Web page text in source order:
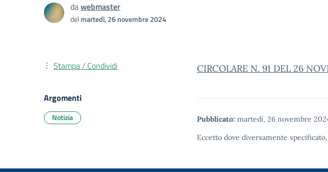
dawebmaster
delmartedì, 26 novembre 2024
CIRCOLARE N. 91 DEL 26
Pubblicato: martedì, 26 novembre
Eccetto dove diversamente
Stampa / Condividi
Argomenti
Notizia